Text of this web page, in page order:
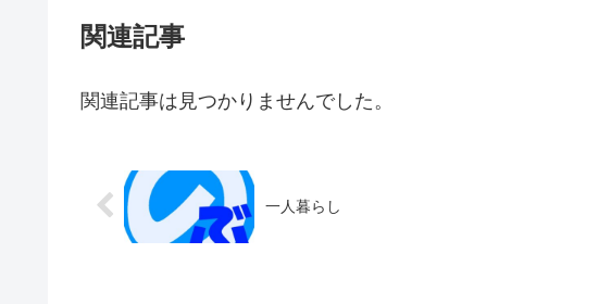
関連記事
関連記事は見つかりませんでした。
一人暮らし